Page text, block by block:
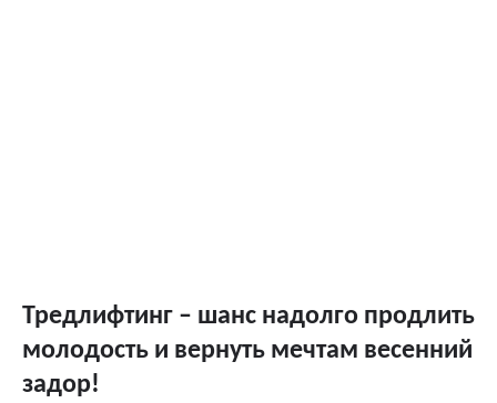
Тредлифтинг – шанс надолго продлить
молодость и вернуть мечтам весенний
задор!